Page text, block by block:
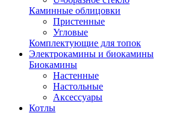
Каминные облицовки
Пристенные
Угловые
Комплектующие для топок
Электрокамины и биокамины
Биокамины
Настенные
Настольные
Аксессуары
Котлы